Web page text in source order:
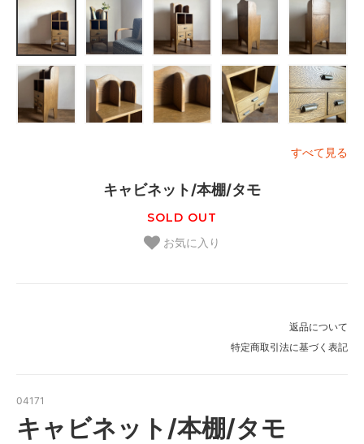
すべて見る
キャビネット/本棚/タモ
SOLD OUT
お気に入り
返品について
特定商取引法に基づく表記
04171
キャビネット/本棚/タモ